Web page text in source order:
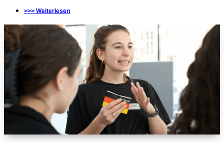
>>> Weiterlesen